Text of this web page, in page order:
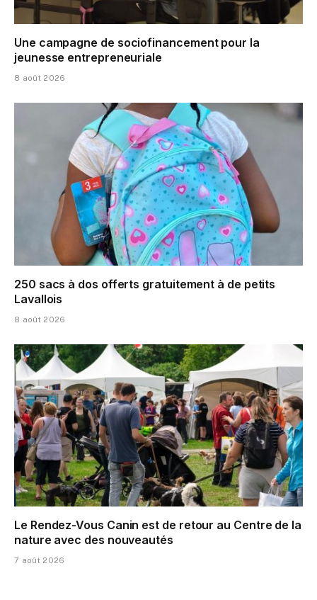
Une campagne de sociofinancement pour la
jeunesse entrepreneuriale
8 août 2026
250 sacs à dos offerts gratuitement à de petits
Lavallois
8 août 2026
Le Rendez-Vous Canin est de retour au Centre de la
nature avec des nouveautés
7 août 2026